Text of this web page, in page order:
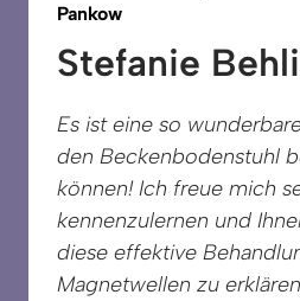
Pankow
Stefanie
Es ist eine so
den Beckenbodenstuhl
können! Ich freue mich
kennenzulernen und
diese effektive
Magnetwellen zu